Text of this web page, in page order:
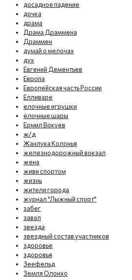
досадное падение
дочка
драма
Драма Драммена
Драммен
думай о мелочах
дух
Евгений Дементьев
Европа
Европейская часть России
Елливаре
елочные игрушки
ёлочные шары
Ермил Вокуев
ж/д
Жанлука Колонья
железнодорожный вокзал
жена
живи спортом
жизнь
жители города
журнал "Лыжный спорт"
забег
завал
звезда
звездный состав участников
здоровье
здоровья
Зеефельд
Земля Олонхо